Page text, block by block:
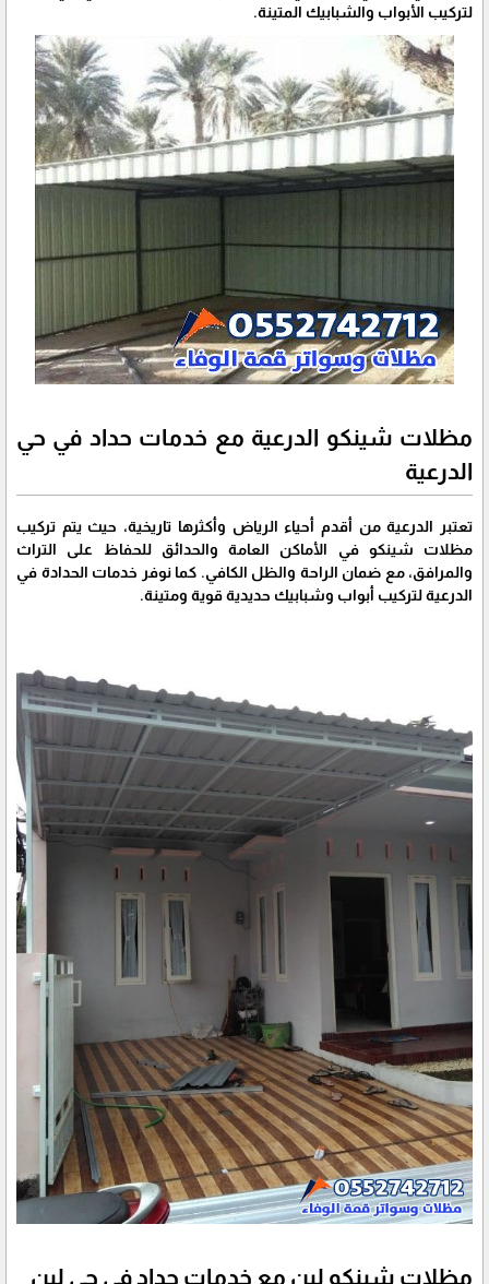
لتركيب الأبواب والشبابيك المتينة.
مظلات شينكو الدرعية مع خدمات حداد في حي
الدرعية
تعتبر الدرعية من أقدم أحياء الرياض وأكثرها تاريخية، حيث يتم تركيب
مظلات شينكو في الأماكن العامة والحدائق للحفاظ على التراث
والمرافق، مع ضمان الراحة والظل الكافي. كما نوفر خدمات الحدادة في
الدرعية لتركيب أبواب وشبابيك حديدية قوية ومتينة.
مظلات شينكو لبن مع خدمات حداد في حي لبن